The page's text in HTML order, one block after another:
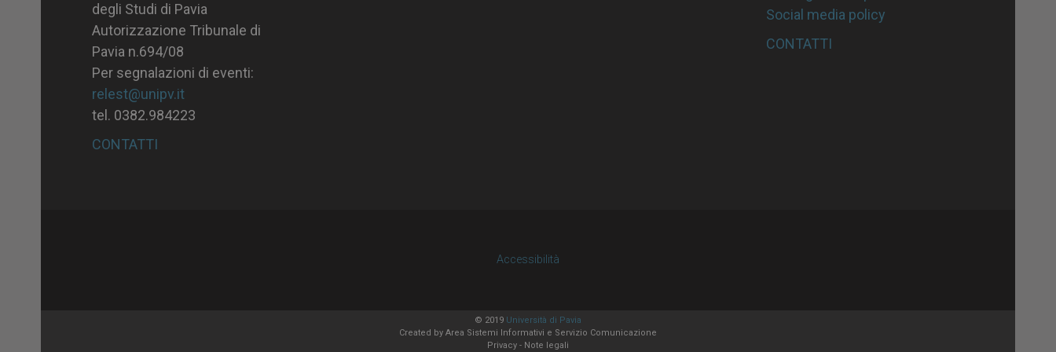
degli Studi di Pavia
Autorizzazione Tribunale di
Pavia n.694/08
Per segnalazioni di eventi:
relest@unipv.it
tel. 0382.984223
CONTATTI
Social media policy
CONTATTI
Accessibilità
© 2019 Università di Pavia
Created by Area Sistemi Informativi e Servizio Comunicazione
Privacy - Note legali